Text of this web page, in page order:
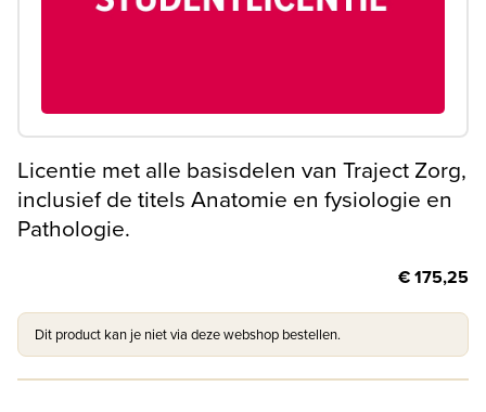
Licentie met alle basisdelen van Traject Zorg,
inclusief de titels Anatomie en fysiologie en
Pathologie.
€ 175,25
Dit product kan je niet via deze webshop bestellen.